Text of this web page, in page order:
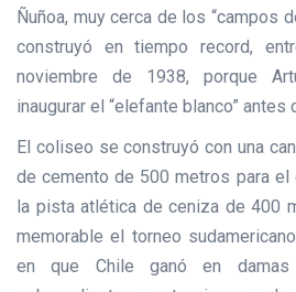
Ñuñoa, muy cerca de los “campos
construyó en tiempo record,
noviembre de 1938, porque
inaugurar el “elefante blanco”
El coliseo se construyó con una
de cemento de 500 metros para el
la pista atlética de ceniza de 400
memorable el torneo
en que Chile ganó en